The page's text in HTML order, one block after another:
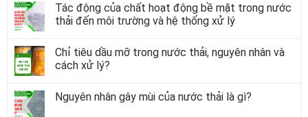
Tác động của chất hoạt động bề mặt trong nước
thải đến môi trường và hệ thống xử lý
Chỉ tiêu dầu mỡ trong nước thải, nguyên nhân và
cách xử lý?
Nguyên nhân gây mùi của nước thải là gì?